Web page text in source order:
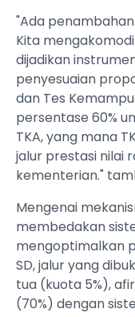
"Ada
Kita
dijadikan
penyesuaian
dan Tes
persentase 60%
TKA, yang mana
jalur prestasi nilai
kementerian."
Mengenai
membedakan
mengoptimalkan
SD, jalur yang
tua (kuota 5%),
(70%) dengan